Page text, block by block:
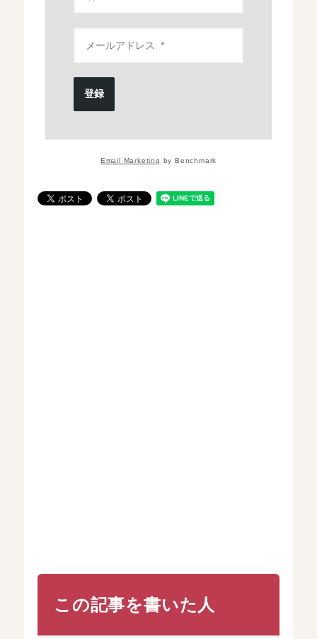
登録
Email Marketing by Benchmark
この記事を書いた人